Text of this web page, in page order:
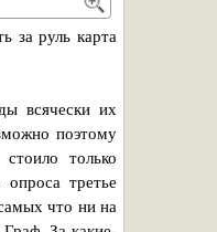
за руль карта
всячески их
поэтому
только
третье
что ни на